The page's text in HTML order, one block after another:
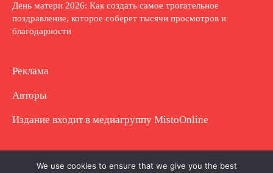
День матери 2026: Как создать самое трогательное
поздравление, которое соберет тысячи просмотров и
благодарности
Реклама
Авторы
Издание входит в медиагруппу MistoOnline
Copyright © Полное использование материала
We use cookies to ensure that we give you the best